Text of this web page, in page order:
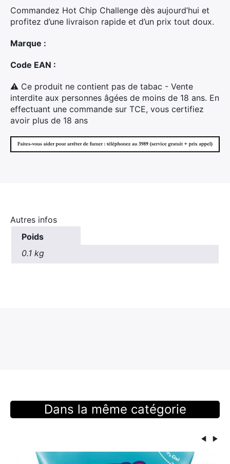
Commandez Hot Chip Challenge dès aujourd’hui et
profitez d’une livraison rapide et d’un prix tout doux.
Marque :
Code EAN :
⚠ Ce produit ne contient pas de tabac - Vente
interdite aux personnes âgées de moins de 18 ans. En
effectuant une commande sur TCE, vous certifiez
avoir plus de 18 ans
Autres infos
Poids
0.1 kg
Dans la même catégorie
Rechercher
: